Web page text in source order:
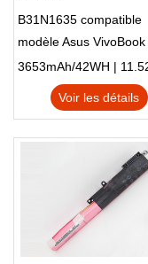
B31N1635 compatible
modèle Asus VivoBook
X705NC X705UA
X705UN X705UD
Voir les détails